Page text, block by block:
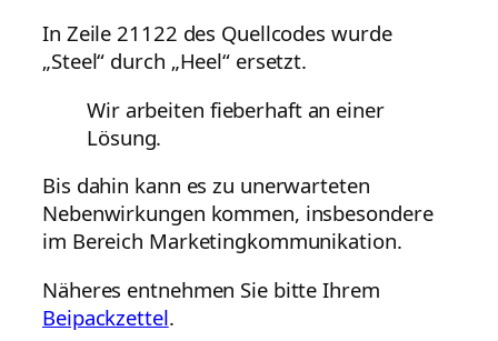
In Zeile 21122 des Quellcodes wurde
„Steel“ durch „Heel“ ersetzt.
Wir arbeiten fieberhaft an einer
Lösung.
Bis dahin kann es zu unerwarteten
Nebenwirkungen kommen, insbesondere
im Bereich Marketingkommunikation.
Näheres entnehmen Sie bitte Ihrem
Beipackzettel.